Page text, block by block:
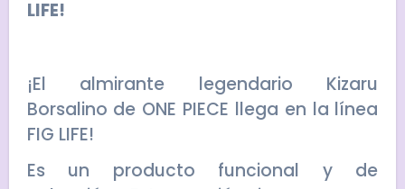
LIFE!
¡El almirante legendario Kizaru
Borsalino de ONE PIECE llega en la línea
FIG LIFE!
Es un producto funcional y de